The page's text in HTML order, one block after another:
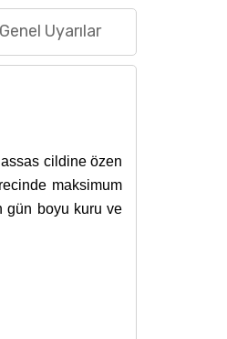
Genel Uyarılar
cildine özen
maksimum
gün boyu kuru ve